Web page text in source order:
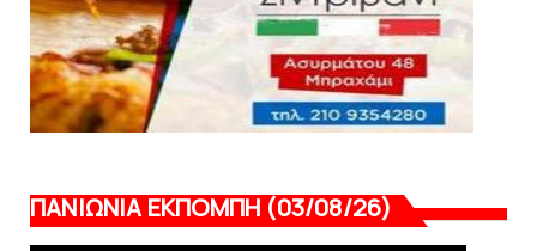
ΠΑΝΙΩΝΙΑ ΕΚΠΟΜΠΗ (03/08/26)